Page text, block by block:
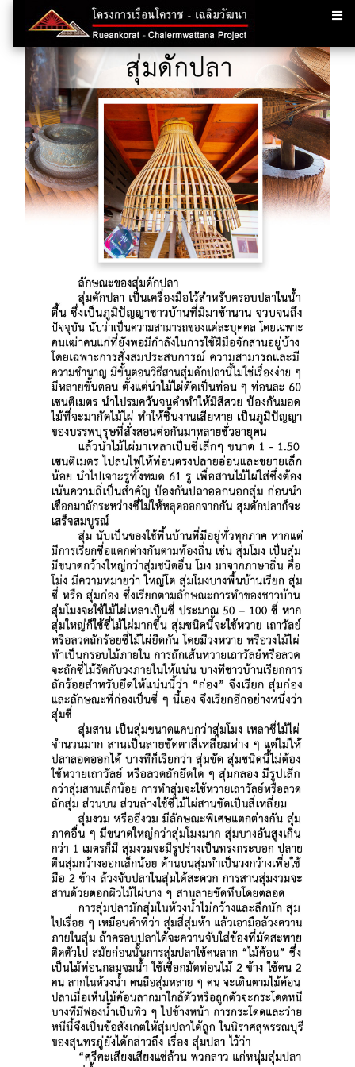
กลับหน้าสารบัญ